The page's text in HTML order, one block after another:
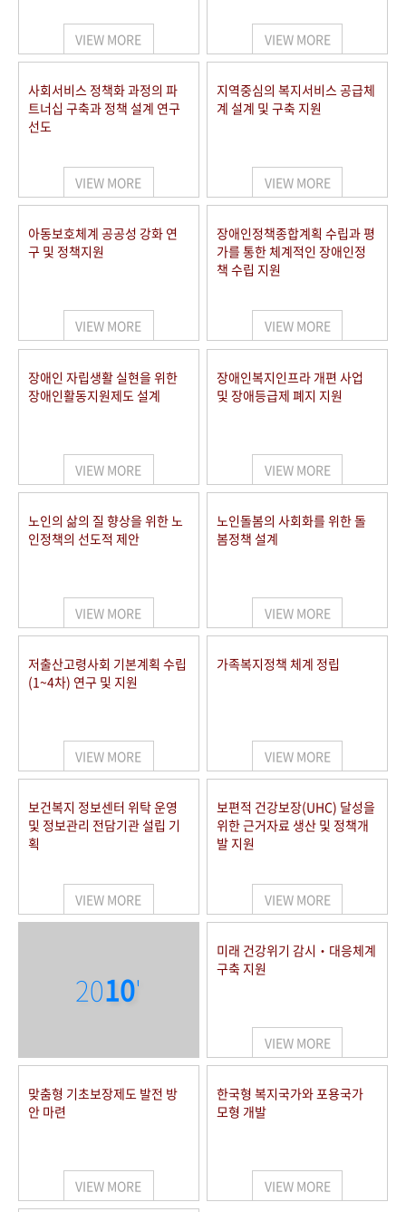
VIEW MORE VIEW MORE
사회서비스 정책화 과정의 파
트너십 구축과 정책 설계 연구
선도
VIEW MORE
지역중심의 복지서비스 공급체
계 설계 및 구축 지원
VIEW MORE
아동보호체계 공공성 강화 연
구 및 정책지원
VIEW MORE
장애인정책종합계획 수립과 평
가를 통한 체계적인 장애인정
책 수립 지원
VIEW MORE
장애인 자립생활 실현을 위한
장애인활동지원제도 설계
VIEW MORE
장애인복지인프라 개편 사업
및 장애등급제 폐지 지원
VIEW MORE
노인의 삶의 질 향상을 위한 노
인정책의 선도적 제안
VIEW MORE
노인돌봄의 사회화를 위한 돌
봄정책 설계
VIEW MORE
저출산고령사회 기본계획 수립
(1~4차) 연구 및 지원
VIEW MORE
가족복지정책 체계 정립
VIEW MORE
보건복지 정보센터 위탁 운영
및 정보관리 전담기관 설립 기
획
VIEW MORE
보편적 건강보장(UHC) 달성을
위한 근거자료 생산 및 정책개
발 지원
VIEW MORE
2010'
미래 건강위기 감시‧대응체계
구축 지원
VIEW MORE
맞춤형 기초보장제도 발전 방
안 마련
VIEW MORE
한국형 복지국가와 포용국가
모형 개발
VIEW MORE